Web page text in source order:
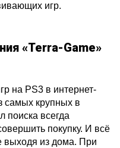
игр.
«Terra-Game»
на PS3 в интернет-
самых крупных в
поиска всегда
покупку. И всё
выходя из дома. При